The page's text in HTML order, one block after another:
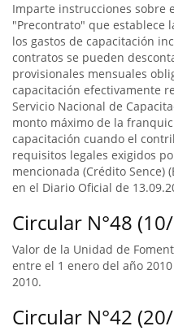
Imparte instrucciones sobre
"Precontrato" que establece
los gastos de capacitación
contratos se pueden
provisionales mensuales
capacitación efectivamente
Servicio Nacional de
monto máximo de la
capacitación cuando el
requisitos legales exigidos
mencionada (Crédito Sence)
en el Diario Oficial de
Circular N°48
Valor de la Unidad de
entre el 1 enero del año
2010.
Circular N°42